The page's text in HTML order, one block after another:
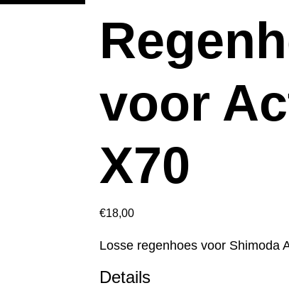
voor
X70
€18,00
Losse regenhoes voor Shimoda
Details